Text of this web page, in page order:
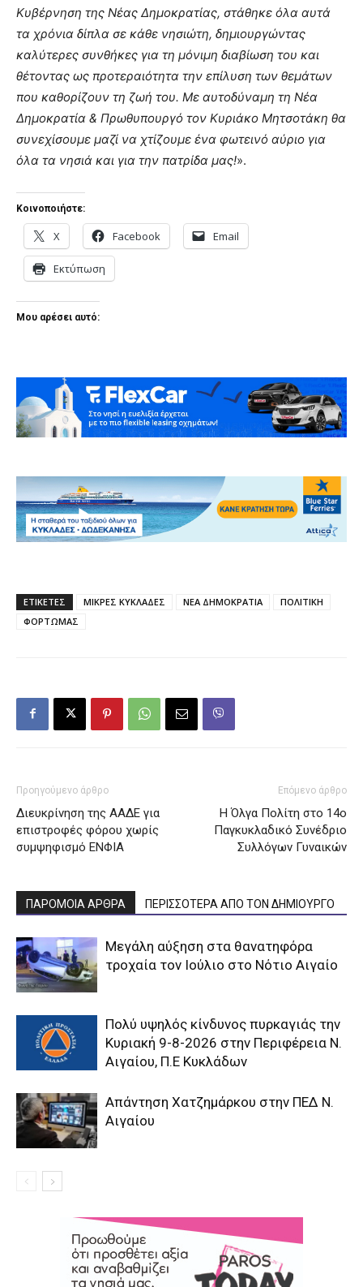
Κυβέρνηση της Νέας Δημοκρατίας, στάθηκε όλα αυτά
τα χρόνια δίπλα σε κάθε νησιώτη, δημιουργώντας
καλύτερες συνθήκες για τη μόνιμη διαβίωση του και
θέτοντας ως προτεραιότητα την επίλυση των θεμάτων
που καθορίζουν τη ζωή του. Με αυτοδύναμη τη Νέα
Δημοκρατία & Πρωθυπουργό τον Κυριάκο Μητσοτάκη θα
συνεχίσουμε μαζί να χτίζουμε ένα φωτεινό αύριο για
όλα τα νησιά και για την πατρίδα μας!».
Κοινοποιήστε:
X Facebook Email
Εκτύπωση
Μου αρέσει αυτό:
ΕΤΙΚΕΤΕΣ ΜΙΚΡΕΣ ΚΥΚΛΑΔΕΣ ΝΕΑ ΔΗΜΟΚΡΑΤΙΑ
ΠΟΛΙΤΙΚΗ
ΦΟΡΤΩΜΑΣ
Προηγούμενο άρθρο
Διευκρίνηση της ΑΑΔΕ για
επιστροφές φόρου χωρίς
συμψηφισμό ΕΝΦΙΑ
Επόμενο άρθρο
Η Όλγα Πολίτη στο 14ο
Παγκυκλαδικό Συνέδριο
Συλλόγων Γυναικών
ΠΑΡΟΜΟΙΑ ΑΡΘΡΑ ΠΕΡΙΣΣΟΤΕΡΑ ΑΠΟ ΤΟΝ ΔΗΜΙΟΥΡΓΟ
Μεγάλη αύξηση στα θανατηφόρα
τροχαία τον Ιούλιο στο Νότιο Αιγαίο
Πολύ υψηλός κίνδυνος πυρκαγιάς την
Κυριακή 9-8-2026 στην Περιφέρεια Ν.
Αιγαίου, Π.Ε Κυκλάδων
Απάντηση Χατζημάρκου στην ΠΕΔ Ν.
Αιγαίου